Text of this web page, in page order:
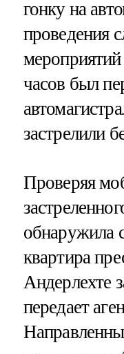
гонку на
проведения
мероприятий
часов был
застрелили
Проверяя
обнаружила
квартира
Андерлехте
передает